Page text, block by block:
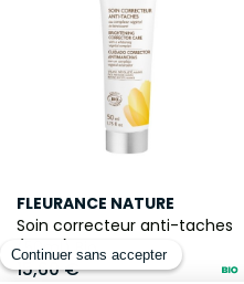
FLEURANCE NATURE
Soin correcteur anti-taches
(50ml) Bio
15,60 €